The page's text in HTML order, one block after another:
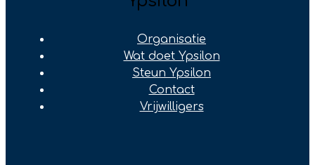
Organisatie
Wat doet Ypsilon
Steun Ypsilon
Contact
Vrijwilligers